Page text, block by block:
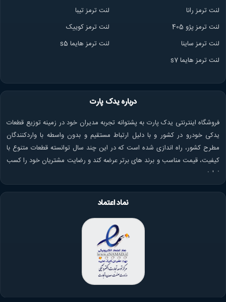
لنت ترمز رانا
لنت ترمز تیبا
لنت ترمز پژو 405
لنت ترمز کوییک
لنت ترمز ساینا
لنت ترمز هایما s5
لنت ترمز هایما s7
درباره یدک پارت
فروشگاه اینترنتی یدک پارت به پشتوانه تجربه مدیران خود در زمینه توزیع قطعات
یدکی خودرو در کشور و با دلیل ارتباط مستقیم و بدون واسطه با واردکنندگان
مطرح کشور، راه اندازی شده است که در این چند سال توانسته قطعات متنوع با
کیفیت، قیمت مناسب و برند های برتر عرضه کند و رضایت مشتریان خود را کسب
نماید.
نماد اعتماد